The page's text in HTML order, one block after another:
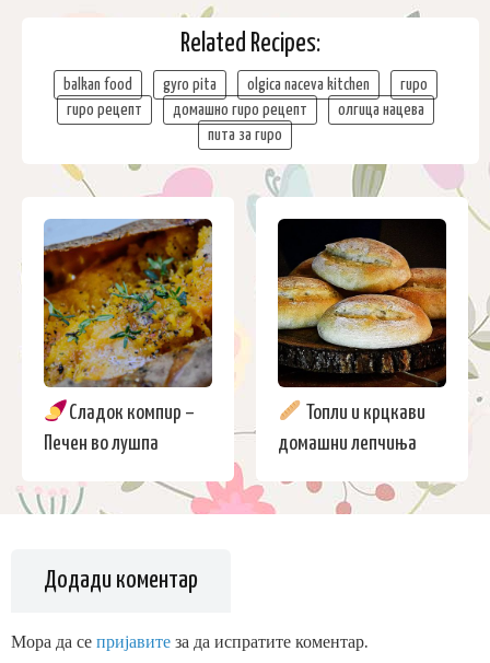
Related Recipes:
balkan food gyro pita olgica naceva kitchen
гиро
гиро рецепт
домашно гиро рецепт
олгица нацева
пита за гиро
Сладок компир –
Печен во лушпа
Топли и крцкави
домашни лепчиња
Додади коментар
Мора да се пријавите за да испратите коментар.